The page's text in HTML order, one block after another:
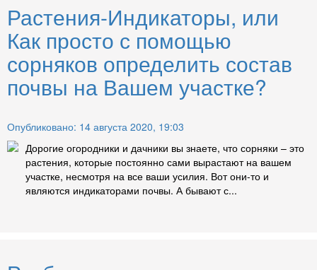
Растения-Индикаторы, или
Как просто с помощью
сорняков определить состав
почвы на Вашем участке?
Опубликовано: 14 августа 2020, 19:03
Дорогие огородники и дачники вы знаете, что сорняки – это
растения, которые постоянно сами вырастают на вашем
участке, несмотря на все ваши усилия. Вот они-то и
являются индикаторами почвы. А бывают с...